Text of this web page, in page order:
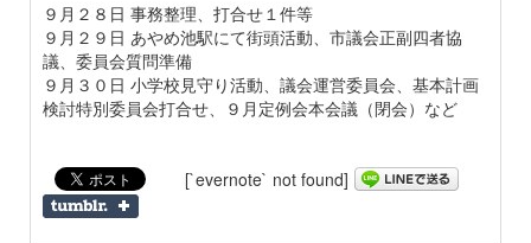
９月２８日 事務整理、打合せ１件等
９月２９日 あやめ池駅にて街頭活動、市議会正副四者協
議、委員会質問準備
９月３０日 小学校見守り活動、議会運営委員会、基本計画
検討特別委員会打合せ、９月定例会本会議（閉会）など
[`evernote` not found]